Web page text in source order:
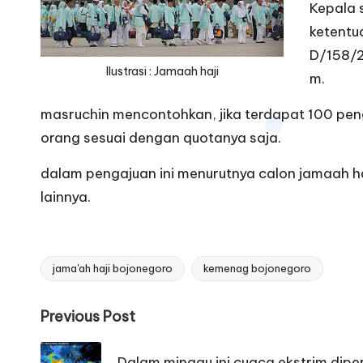
Ilustrasi : Jamaah haji
Kepala
D/158/
m.
masruchin mencontohkan, jika terdapat 100
orang sesuai dengan quotanya saja.
dalam pengajuan ini menurutnya calon jamaah
lainnya.
Tags:
jama'ah haji bojonegoro kemenag bojonegoro
Post
Previous Post